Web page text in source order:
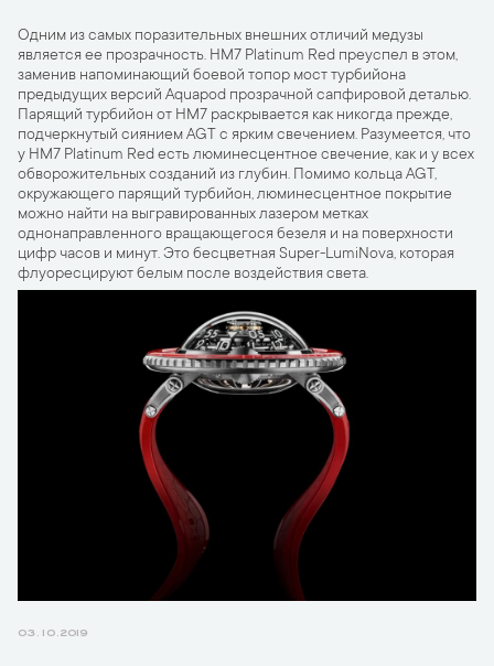
Одним из самых поразительных внешних отличий медузы
является ее прозрачность. HM7 Platinum Red преуспел в этом,
заменив напоминающий боевой топор мост турбийона
предыдущих версий Aquapod прозрачной сапфировой деталью.
Парящий турбийон от HM7 раскрывается как никогда прежде,
подчеркнутый сиянием AGT с ярким свечением. Разумеется, что
у HM7 Platinum Red есть люминесцентное свечение, как и у всех
обворожительных созданий из глубин. Помимо кольца AGT,
окружающего парящий турбийон, люминесцентное покрытие
можно найти на выгравированных лазером метках
однонаправленного вращающегося безеля и на поверхности
цифр часов и минут. Это бесцветная Super-LumiNova, которая
флуоресцируют белым после воздействия света.
03.10.2019